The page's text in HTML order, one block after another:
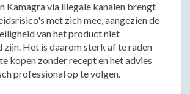
Kamagra via illegale kanalen brengt
met zich mee, aangezien de
van het product niet
zijn. Het is daarom sterk af te raden
kopen zonder recept en het advies
professional op te volgen.